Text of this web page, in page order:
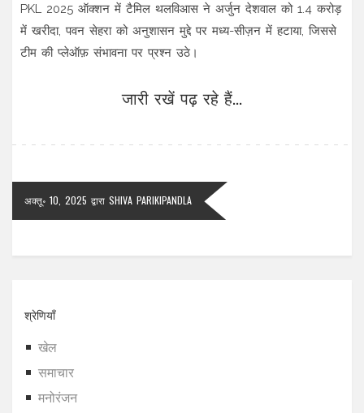
PKL 2025 ऑक्शन में टैमिल थलविआस ने अर्जुन देशवाल को 1.4 करोड़
में खरीदा, पवन सेहरा को अनुशासन मुद्दे पर मध्य-सीज़न में हटाया, जिससे
टीम की प्लेऑफ़ संभावना पर प्रश्न उठे।
जारी रखें पढ़ रहे हैं...
अक्तू॰ 10, 2025 द्वारा SHIVA PARIKIPANDLA
श्रेणियाँ
खेल
समाचार
मनोरंजन